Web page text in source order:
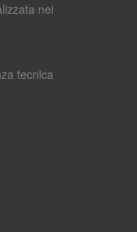
nei
tecnica